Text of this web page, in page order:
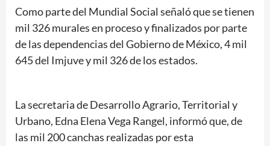
Como parte del Mundial Social señaló que se tienen
mil 326 murales en proceso y finalizados por parte
de las dependencias del Gobierno de México, 4 mil
645 del Imjuve y mil 326 de los estados.
La secretaria de Desarrollo Agrario, Territorial y
Urbano, Edna Elena Vega Rangel, informó que, de
las mil 200 canchas realizadas por esta